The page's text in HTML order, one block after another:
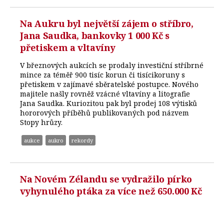
Na Aukru byl největší zájem o stříbro,
Jana Saudka, bankovky 1 000 Kč s
přetiskem a vltavíny
V březnových aukcích se prodaly investiční stříbrné
mince za téměř 900 tisíc korun či tisícikoruny s
přetiskem v zajímavé sběratelské postupce. Nového
majitele našly rovněž vzácné vltavíny a litografie
Jana Saudka. Kuriozitou pak byl prodej 108 výtisků
hororových příběhů publikovaných pod názvem
Stopy hrůzy.
aukce aukro rekordy
Na Novém Zélandu se vydražilo pírko
vyhynulého ptáka za více než 650.000 Kč